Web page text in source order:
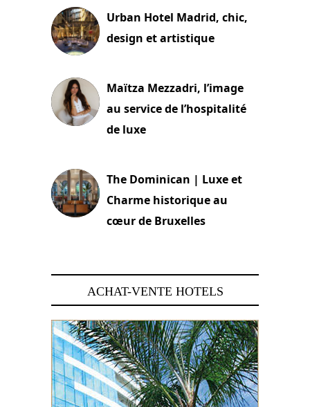
Urban Hotel Madrid, chic,
design et artistique
Maïtza Mezzadri, l’image
au service de l’hospitalité
de luxe
The Dominican | Luxe et
Charme historique au
cœur de Bruxelles
ACHAT-VENTE HOTELS